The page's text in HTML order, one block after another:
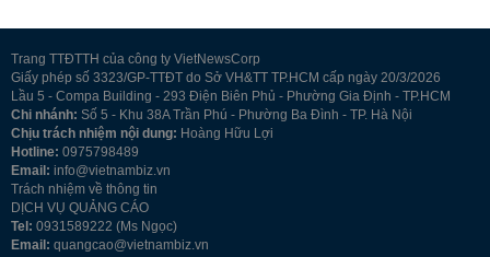
Trang TTĐTTH của công ty VietNewsCorp
Giấy phép số 3323/GP-TTĐT do Sở VH&TT TP.HCM cấp ngày 20/3/2026
Lầu 5 - Compa Building - 293 Điện Biên Phủ - Phường Gia Định - TP.HCM
Chi nhánh: Số 5 - Khu 38A Trần Phú - Phường Ba Đình - TP. Hà Nội
Chịu trách nhiệm nội dung: Hoàng Hữu Lợi
Hotline: 0975798489
Email: info@vietnambiz.vn
Trách nhiệm về thông tin
DỊCH VỤ QUẢNG CÁO
Tel: 0931589222 (Ms Ngọc)
Email: quangcao@vietnambiz.vn